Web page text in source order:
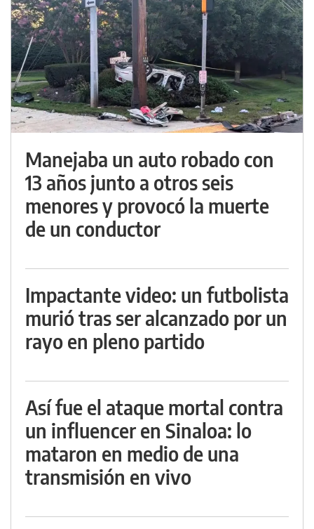
Manejaba un auto robado con
13 años junto a otros seis
menores y provocó la muerte
de un conductor
Impactante video: un futbolista
murió tras ser alcanzado por un
rayo en pleno partido
Así fue el ataque mortal contra
un influencer en Sinaloa: lo
mataron en medio de una
transmisión en vivo